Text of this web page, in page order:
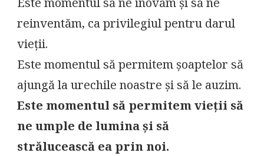
Este momentul să ne inovăm și să ne
reinventăm, ca privilegiul pentru darul
vieții.
Este momentul să permitem șoaptelor să
ajungă la urechile noastre și să le auzim.
Este momentul să permitem vieții să
ne umple de lumina și să
strălucească ea prin noi.